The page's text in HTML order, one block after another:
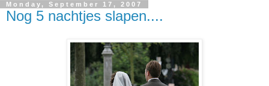
Monday, September 17, 2007
Nog 5 nachtjes slapen....